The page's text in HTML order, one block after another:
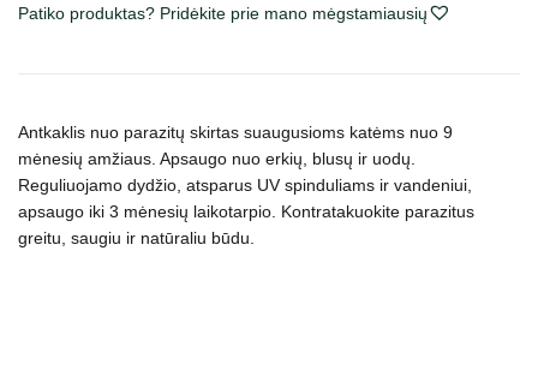
Patiko produktas? Pridėkite prie mano mėgstamiausių
Antkaklis nuo parazitų skirtas suaugusioms katėms nuo 9
mėnesių amžiaus. Apsaugo nuo erkių, blusų ir uodų.
Reguliuojamo dydžio, atsparus UV spinduliams ir vandeniui,
apsaugo iki 3 mėnesių laikotarpio. Kontratakuokite parazitus
greitu, saugiu ir natūraliu būdu.